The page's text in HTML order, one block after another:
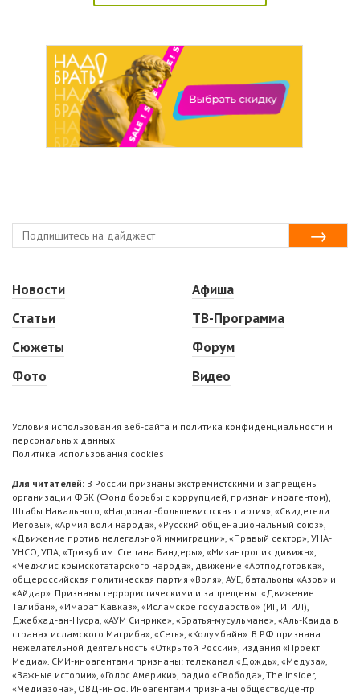
Новости
Статьи
Сюжеты
Фото
Афиша
ТВ-Программа
Форум
Видео
Условия использования веб-сайта и политика конфиденциальности и
персональных данных
Политика использования cookies
Для читателей: В России признаны экстремистскими и запрещены
организации ФБК (Фонд борьбы с коррупцией, признан иноагентом),
Штабы Навального, «Национал-большевистская партия», «Свидетели
Иеговы», «Армия воли народа», «Русский общенациональный союз»,
«Движение против нелегальной иммиграции», «Правый сектор», УНА-
УНСО, УПА, «Тризуб им. Степана Бандеры», «Мизантропик дивижн»,
«Меджлис крымскотатарского народа», движение «Артподготовка»,
общероссийская политическая партия «Воля», АУЕ, батальоны «Азов» и
«Айдар». Признаны террористическими и запрещены: «Движение
Талибан», «Имарат Кавказ», «Исламское государство» (ИГ, ИГИЛ),
Джебхад-ан-Нусра, «АУМ Синрике», «Братья-мусульмане», «Аль-Каида в
странах исламского Магриба», «Сеть», «Колумбайн». В РФ признана
нежелательной деятельность «Открытой России», издания «Проект
Медиа». СМИ-иноагентами признаны: телеканал «Дождь», «Медуза»,
«Важные истории», «Голос Америки», радио «Свобода», The Insider,
«Медиазона», ОВД-инфо. Иноагентами признаны общество/центр